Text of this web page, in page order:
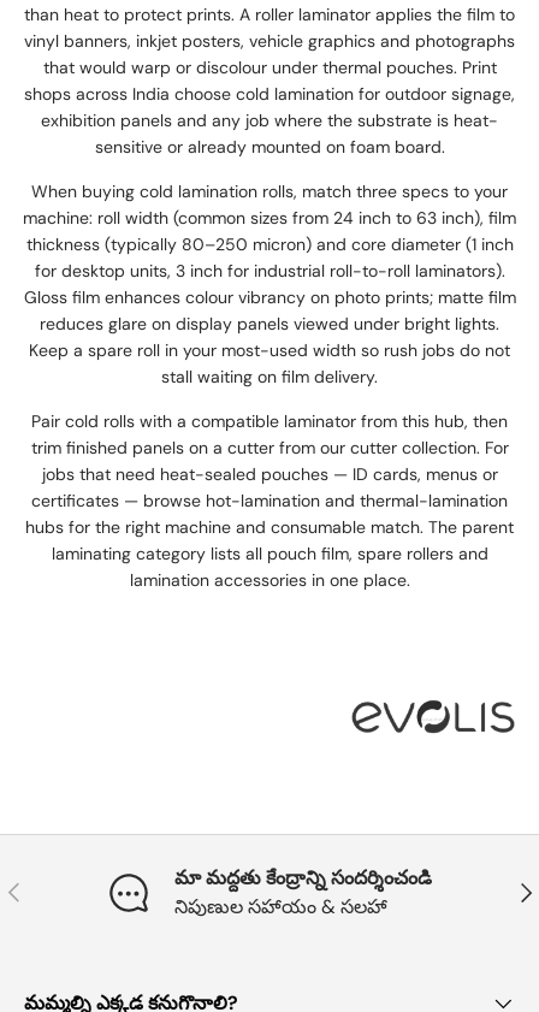
than heat to protect prints. A roller laminator applies the film to
vinyl banners, inkjet posters, vehicle graphics and photographs
that would warp or discolour under thermal pouches. Print
shops across India choose cold lamination for outdoor signage,
exhibition panels and any job where the substrate is heat-
sensitive or already mounted on foam board.
When buying cold lamination rolls, match three specs to your
machine: roll width (common sizes from 24 inch to 63 inch), film
thickness (typically 80–250 micron) and core diameter (1 inch
for desktop units, 3 inch for industrial roll-to-roll laminators).
Gloss film enhances colour vibrancy on photo prints; matte film
reduces glare on display panels viewed under bright lights.
Keep a spare roll in your most-used width so rush jobs do not
stall waiting on film delivery.
Pair cold rolls with a compatible laminator from this hub, then
trim finished panels on a cutter from our cutter collection. For
jobs that need heat-sealed pouches — ID cards, menus or
certificates — browse hot-lamination and thermal-lamination
hubs for the right machine and consumable match. The parent
laminating category lists all pouch film, spare rollers and
lamination accessories in one place.
మునుపటి
మా మద్దతు కేంద్రాన్ని సందర్శించండి
నిపుణుల సహాయం & సలహా
మమ్మల్ని ఎక్కడ కనుగొనాలి?